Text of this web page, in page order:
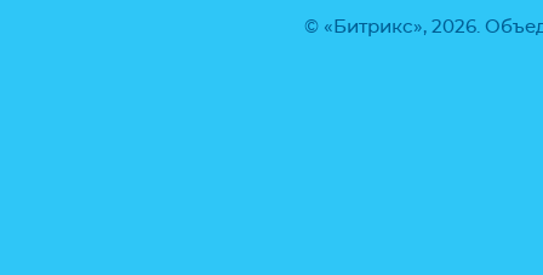
© «Битрикс», 2026.